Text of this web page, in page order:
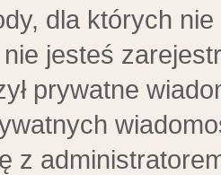
dla których
jesteś
prywatne
z